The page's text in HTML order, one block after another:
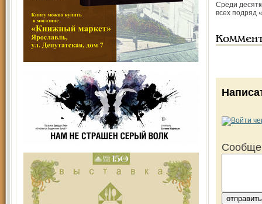
Среди
всех подряд